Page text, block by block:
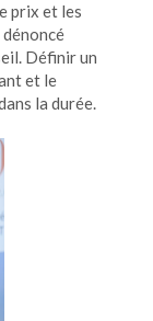
prix et les
Définir un
et le
la durée.